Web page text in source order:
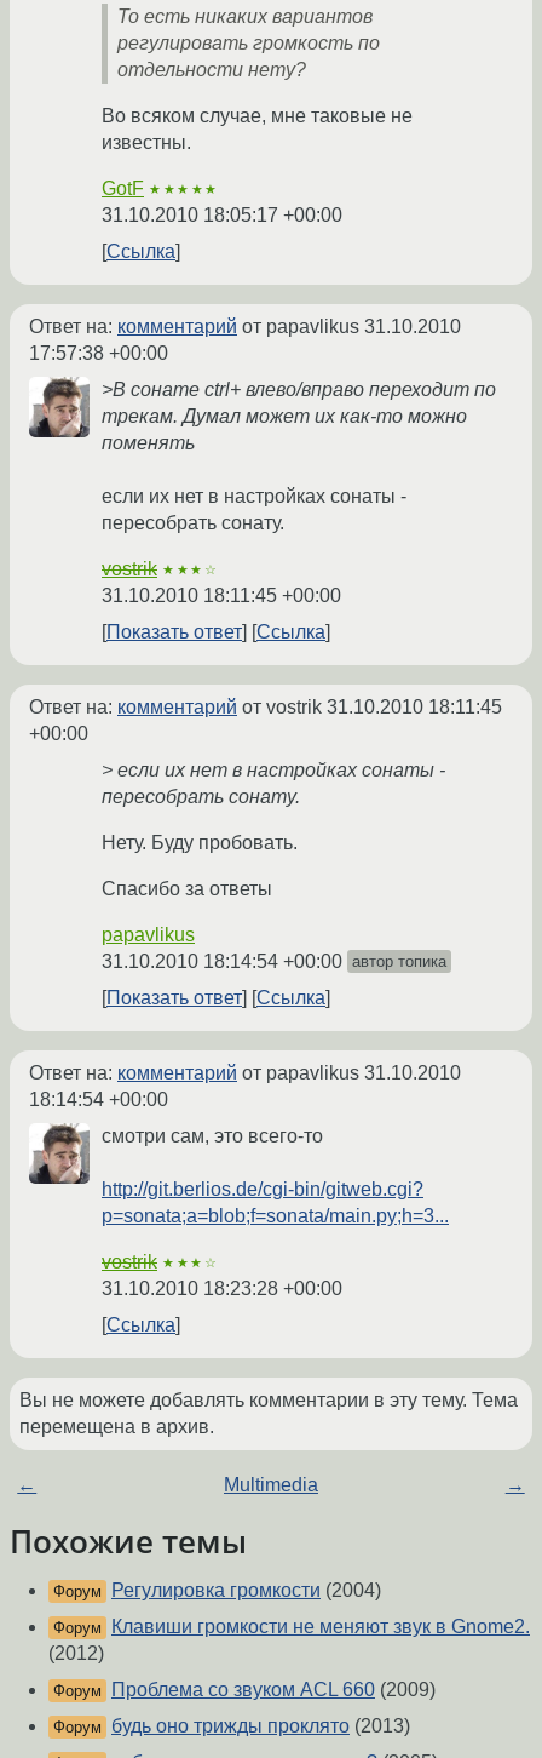
То есть никаких вариантов
регулировать громкость по
отдельности нету?
Во всяком случае, мне таковые не
известны.
GotF ★★★★★
31.10.2010 18:05:17 +00:00
Ссылка
Ответ на: комментарий от papavlikus 31.10.2010
17:57:38 +00:00
>В сонате ctrl+ влево/вправо переходит по
трекам. Думал может их как-то можно
поменять
если их нет в настройках сонаты -
пересобрать сонату.
vostrik ★★★☆
31.10.2010 18:11:45 +00:00
Показать ответ
Ссылка
Ответ на: комментарий от vostrik 31.10.2010 18:11:45
+00:00
> если их нет в настройках сонаты -
пересобрать сонату.
Нету. Буду пробовать.
Спасибо за ответы
papavlikus
31.10.2010 18:14:54 +00:00 автор топика
Показать ответ Ссылка
Ответ на: комментарий от papavlikus 31.10.2010
18:14:54 +00:00
смотри сам, это всего-то
http://git.berlios.de/cgi-bin/gitweb.cgi?
p=sonata;a=blob;f=sonata/main.py;h=3...
vostrik ★★★☆
31.10.2010 18:23:28 +00:00
Ссылка
Вы не можете добавлять комментарии в эту тему. Тема
перемещена в архив.
← Multimedia →
Похожие темы
Форум Регулировка громкости (2004)
Форум
Клавиши громкости не меняют звук в Gnome2.
(2012)
Форум Проблема со звуком ACL 660 (2009)
Форум будь оно трижды проклято (2013)